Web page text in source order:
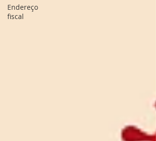
Endereço
fiscal